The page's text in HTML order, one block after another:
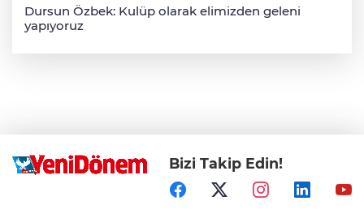
Dursun Özbek: Kulüp olarak elimizden geleni
yapıyoruz
Bizi Takip Edin!